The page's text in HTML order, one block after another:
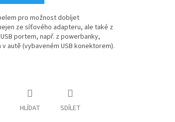
pro možnost dobíjet
ze síťového adapteru, ale také z
portem, např. z powerbanky,
autě (vybaveném USB konektorem).
HLÍDAT SDÍLET